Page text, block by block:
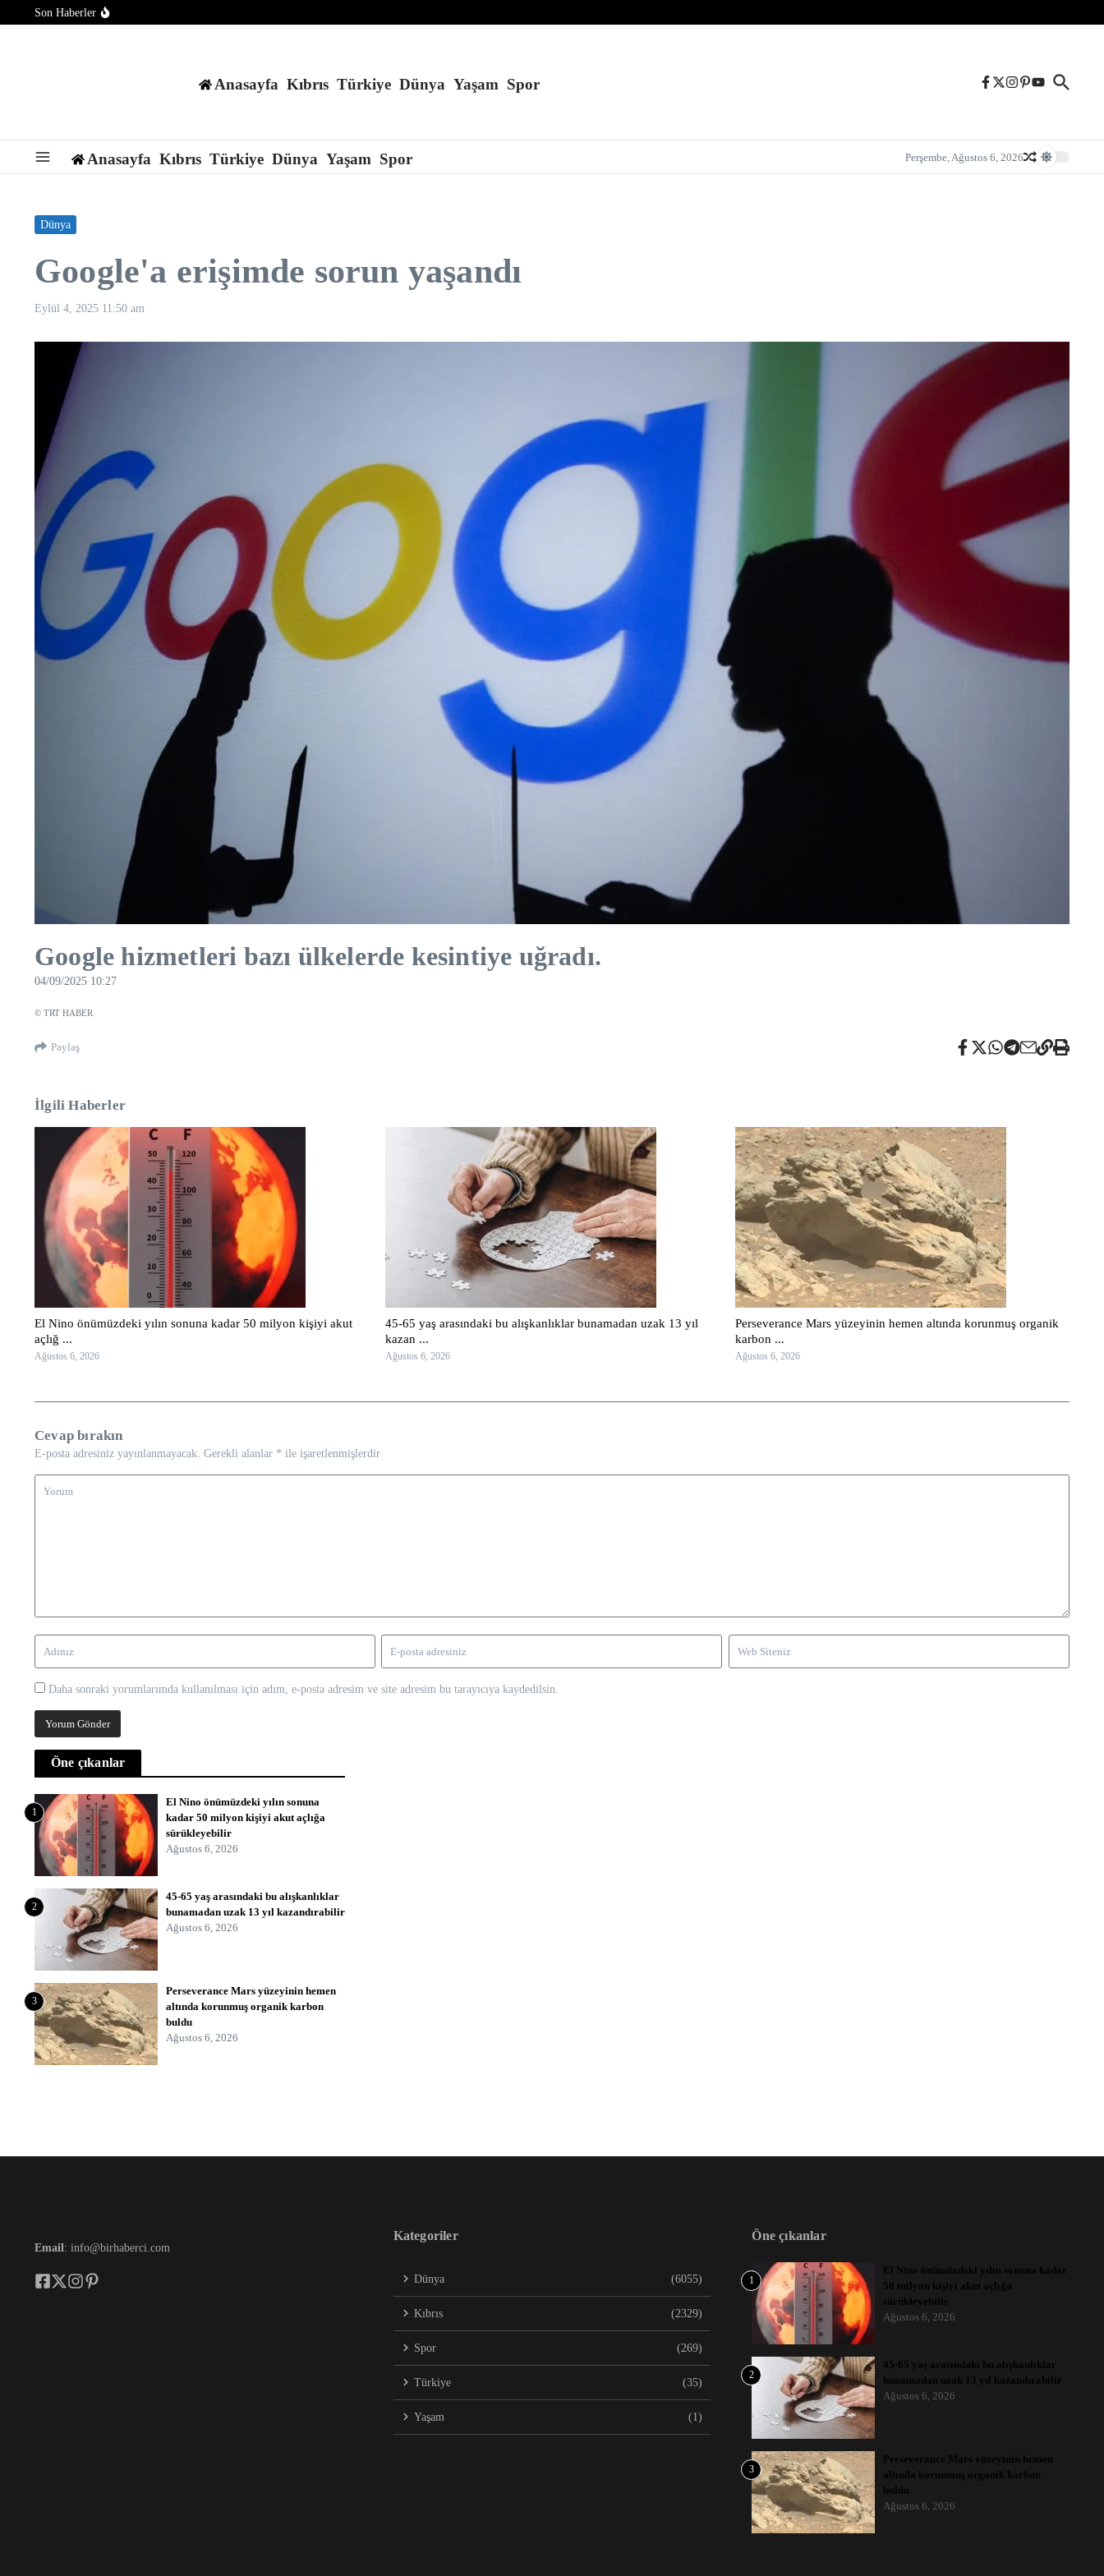
İçeriğe atlaSon Haberler
CIA’in Küba’ya operasyonları genişletmek için “görev gücü” kurduğu öne sürüldü
Anasayfa Kıbrıs Türkiye Dünya Yaşam Spor
Anasayfa Kıbrıs Türkiye Dünya Yaşam Spor Perşembe, Ağustos 6, 2026
Dünya
Google'a erişimde sorun yaşandı
Eylül 4, 2025 11:50 am
Google hizmetleri bazı ülkelerde kesintiye uğradı.
04/09/2025 10:27
© TRT HABER
Paylaş
İlgili Haberler
El Nino önümüzdeki yılın sonuna kadar 50 milyon kişiyi akut
açlığ ...
Ağustos 6, 2026
45-65 yaş arasındaki bu alışkanlıklar bunamadan uzak 13 yıl
kazan ...
Ağustos 6, 2026
Perseverance Mars yüzeyinin hemen altında korunmuş organik
karbon ...
Ağustos 6, 2026
Cevap bırakın
E-posta adresiniz yayınlanmayacak. Gerekli alanlar * ile işaretlenmişlerdir
Daha sonraki yorumlarımda kullanılması için adım, e-posta adresim ve site adresim bu tarayıcıya kaydedilsin.
Öne çıkanlar
1
El Nino önümüzdeki yılın sonuna
kadar 50 milyon kişiyi akut açlığa
sürükleyebilir
Ağustos 6, 2026
2
45-65 yaş arasındaki bu alışkanlıklar
bunamadan uzak 13 yıl kazandırabilir
Ağustos 6, 2026
3
Perseverance Mars yüzeyinin hemen
altında korunmuş organik karbon
buldu
Ağustos 6, 2026
Email : info@birhaberci.com
Kategoriler
Dünya (6055)
Kıbrıs (2329)
Spor (269)
Türkiye (35)
Yaşam (1)
Öne çıkanlar
1
El Nino önümüzdeki yılın sonuna kadar
50 milyon kişiyi akut açlığa
sürükleyebilir
Ağustos 6, 2026
2
45-65 yaş arasındaki bu alışkanlıklar
bunamadan uzak 13 yıl kazandırabilir
Ağustos 6, 2026
3
Perseverance Mars yüzeyinin hemen
altında korunmuş organik karbon
buldu
Ağustos 6, 2026